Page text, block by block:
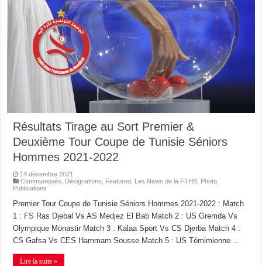
Résultats Tirage au Sort Premier &
Deuxième Tour Coupe de Tunisie Séniors
Hommes 2021-2022
14 décembre 2021
Communiqués
Désignations Featured Les News de la FTHB Photo
Publications
Premier Tour Coupe de Tunisie Séniors Hommes 2021-2022 : Match
1 : FS Ras Djebal Vs AS Medjez El Bab Match 2 : US Gremda Vs
Olympique Monastir Match 3 : Kalaa Sport Vs CS Djerba Match 4 :
CS Gafsa Vs CES Hammam Sousse Match 5 : US Témimienne …
Lire la suite »